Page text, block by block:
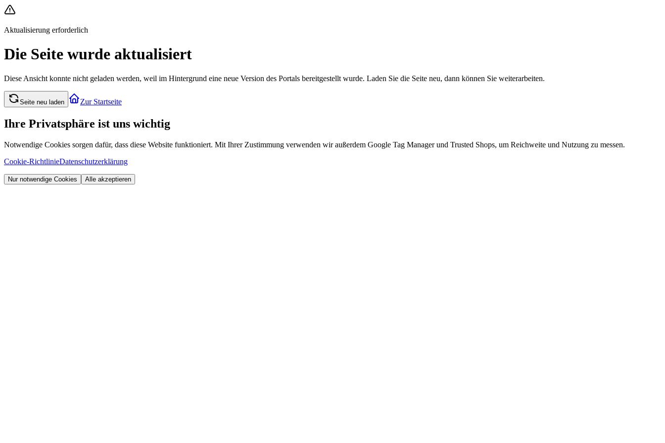
Aktualisierung erforderlich
Die Seite wurde aktualisiert
Diese Ansicht konnte nicht geladen werden, weil im Hintergrund eine neue Version des Portals bereitgestellt wurde. Laden Sie die Seite neu, dann können Sie weiterarbeiten.
Seite neu laden Zur Startseite
Ihre Privatsphäre ist uns wichtig
Notwendige Cookies sorgen dafür, dass diese Website funktioniert. Mit Ihrer Zustimmung verwenden wir außerdem Google Tag Manager und Trusted Shops, um Reichweite und Nutzung zu messen.
Cookie-RichtlinieDatenschutzerklärung
Nur notwendige Cookies Alle akzeptieren